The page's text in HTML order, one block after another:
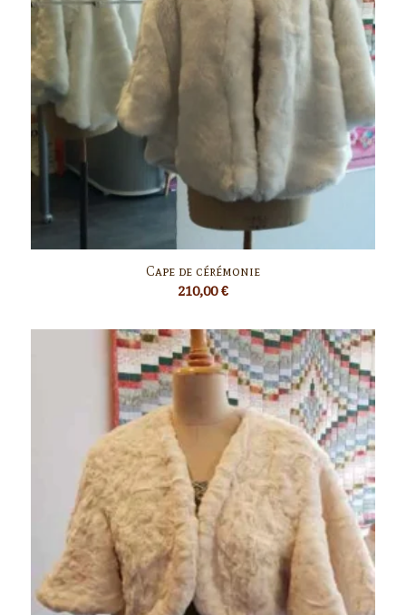
Cape de cérémonie
210,00€